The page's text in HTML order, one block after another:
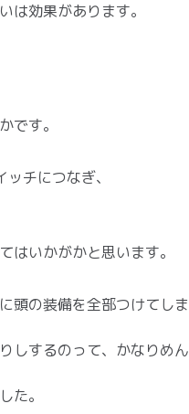
は効果があります。
です。
チにつなぎ、
はいかがかと思います。
頭の装備を全部つけてしま
しするのって、かなりめん
た。